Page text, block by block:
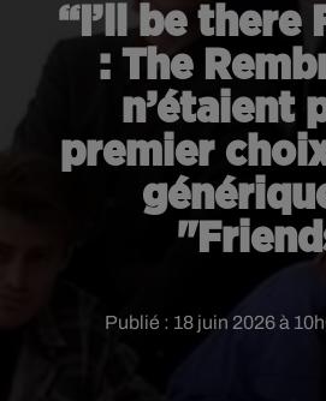
“I’ll be there
: The
n’étaient
premier
Publié : 18 juin 2026 à